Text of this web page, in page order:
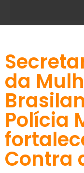
da
Polícia
Contra